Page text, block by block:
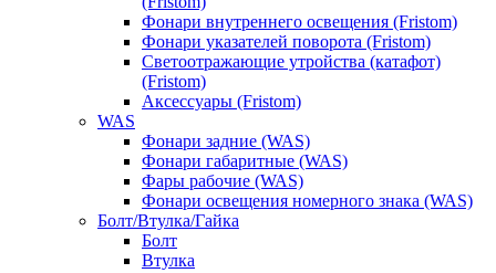
Фонари внутреннего освещения (Fristom)
Фонари указателей поворота (Fristom)
Светоотражающие утройства (катафот)
(Fristom)
Аксессуары (Fristom)
WAS
Фонари задние (WAS)
Фонари габаритные (WAS)
Фары рабочие (WAS)
Фонари освещения номерного знака (WAS)
Болт/Втулка/Гайка
Болт
Втулка